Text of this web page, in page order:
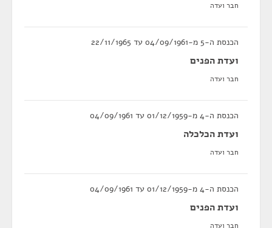
חבר ועדה
הכנסת ה-5 מ-04/09/1961 עד 22/11/1965
ועדת הפנים
חבר ועדה
הכנסת ה-4 מ-01/12/1959 עד 04/09/1961
ועדת הכלכלה
חבר ועדה
הכנסת ה-4 מ-01/12/1959 עד 04/09/1961
ועדת הפנים
חבר ועדה